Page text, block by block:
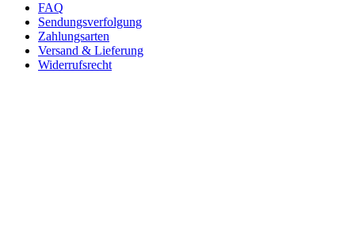
FAQ
Sendungsverfolgung
Zahlungsarten
Versand & Lieferung
Widerrufsrecht